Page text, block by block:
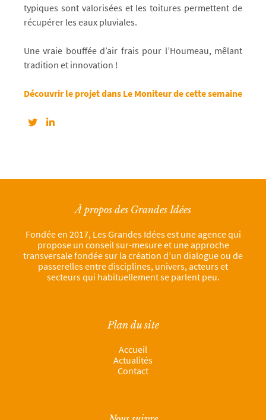
typiques sont valorisées et les toitures permettent de
récupérer les eaux pluviales.
Une vraie bouffée d’air frais pour l’Houmeau, mêlant
tradition et innovation !
Découvrir le projet dans Le Moniteur de cette semaine
À propos des Grandes Idées
Fondée en 2017, Les Grandes Idées est une agence qui
propose un conseil sur-mesure et une approche
transversale fondée sur la création d’un dialogue ou de
passerelles entre disciplines, univers, acteurs et
secteurs qui habituellement se parlent peu.
Plan du site
Accueil
Actualités
Contact